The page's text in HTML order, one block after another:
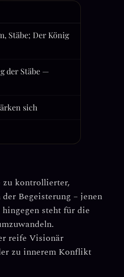
Stäbe; Der König
der Stäbe —
sich
zu kontrollierter,
Begeisterung – jenen
steht für die
reife Visionär
zu innerem Konflikt